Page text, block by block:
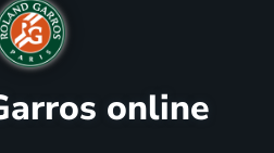
online